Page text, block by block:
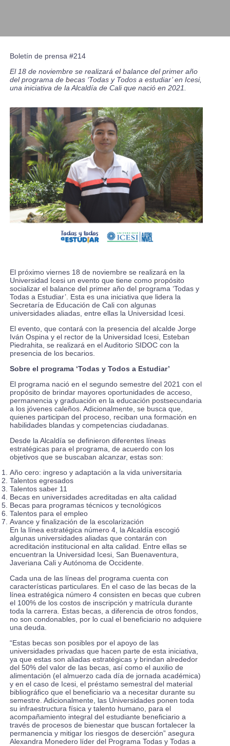
Boletín de prensa #214
El 18 de noviembre se realizará el balance del primer año
del programa de becas ‘Todas y Todos a estudiar’ en Icesi,
una iniciativa de la Alcaldía de Cali que nació en 2021.
El próximo viernes 18 de noviembre se realizará en la
Universidad Icesi un evento que tiene como propósito
socializar el balance del primer año del programa ‘Todas y
Todas a Estudiar’. Esta es una iniciativa que lidera la
Secretaría de Educación de Cali con algunas
universidades aliadas, entre ellas la Universidad Icesi.
El evento, que contará con la presencia del alcalde Jorge
Iván Ospina y el rector de la Universidad Icesi, Esteban
Piedrahita, se realizará en el Auditorio SIDOC con la
presencia de los becarios.
Sobre el programa ‘Todas y Todos a Estudiar’
El programa nació en el segundo semestre del 2021 con el
propósito de brindar mayores oportunidades de acceso,
permanencia y graduación en la educación postsecundaria
a los jóvenes caleños. Adicionalmente, se busca que,
quienes participan del proceso, reciban una formación en
habilidades blandas y competencias ciudadanas.
Desde la Alcaldía se definieron diferentes líneas
estratégicas para el programa, de acuerdo con los
objetivos que se buscaban alcanzar, estas son:
Año cero: ingreso y adaptación a la vida universitaria
Talentos egresados
Talentos saber 11
Becas en universidades acreditadas en alta calidad
Becas para programas técnicos y tecnológicos
Talentos para el empleo
Avance y finalización de la escolarización
En la línea estratégica número 4, la Alcaldía escogió
algunas universidades aliadas que contarán con
acreditación institucional en alta calidad. Entre ellas se
encuentran la Universidad Icesi, San Buenaventura,
Javeriana Cali y Autónoma de Occidente.
Cada una de las líneas del programa cuenta con
características particulares. En el caso de las becas de la
línea estratégica número 4 consisten en becas que cubren
el 100% de los costos de inscripción y matrícula durante
toda la carrera. Estas becas, a diferencia de otros fondos,
no son condonables, por lo cual el beneficiario no adquiere
una deuda.
“Estas becas son posibles por el apoyo de las
universidades privadas que hacen parte de esta iniciativa,
ya que estas son aliadas estratégicas y brindan alrededor
del 50% del valor de las becas, así como el auxilio de
alimentación (el almuerzo cada día de jornada académica)
y en el caso de Icesi, el préstamo semestral del material
bibliográfico que el beneficiario va a necesitar durante su
semestre. Adicionalmente, las Universidades ponen toda
su infraestructura física y talento humano, para el
acompañamiento integral del estudiante beneficiario a
través de procesos de bienestar que buscan fortalecer la
permanencia y mitigar los riesgos de deserción” asegura
Alexandra Monedero líder del Programa Todas y Todas a